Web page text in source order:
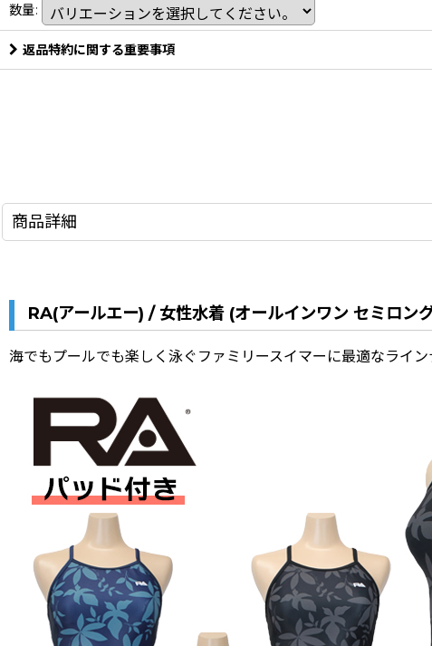
数量:
返品特約に関する重要事項
商品詳細
RA(アールエー) / 女性水着 (オールインワン セミロン
海でもプールでも楽しく泳ぐファミリースイマーに最適なライ